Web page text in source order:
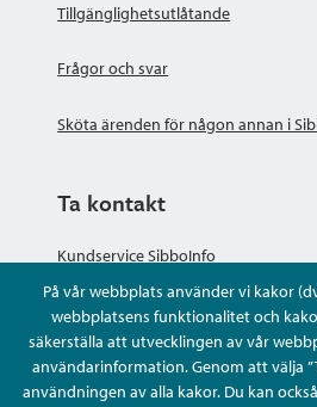
På vår webbplats använder vi kakor
webbplatsens funktionalitet och
säkerställa att utvecklingen av vår
användarinformation. Genom att välja
användningen av alla kakor. Du kan
Tillgänglighetsutlåtande
Frågor och svar
Sköta ärenden för någon annan i
Ta kontakt
Kundservice SibboInfo
Ge anonym respons
Ställ en fråga eller sköta ditt ärende